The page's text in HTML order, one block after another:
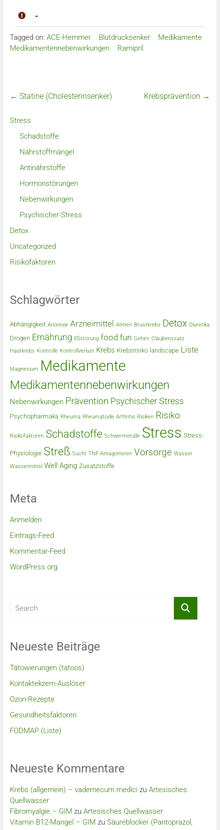
-
Tagged on: ACE-Hemmer Blutdrucksenker
Medikamente
Medikamentennebenwirkungen
Ramipril
← Statine (Cholesterinsenker) Krebsprävention →
Stress
Schadstoffe
Nährstoffmängel
Antinährstoffe
Hormonstörungen
Nebenwirkungen
Psychischer-Stress
Detox
Uncategorized
Risikofaktoren
Schlagwörter
Abhängigkeit Anorexie Arzneimittel Atmen Brustkrebs Detox Diuretika
Drogen Ernährung Eßstörung food fun Gehirn Glaubenssatz
Hautkrebs Kontrolle Kontrollverlust Krebs Krebsrisiko landscape Liste
Magnesium Medikamente
Medikamentennebenwirkungen
Nebenwirkungen Prävention Psychischer Stress
Psychopharmaka Rheuma Rheumatoide Arthritis Risiken Risiko
Risikofaktoren Schadstoffe Schwermetalle Stress Stress-
Physiologie Streß Sucht TNF-Antagonisten Vorsorge Wasser
Wassermittel Well Aging Zusatzstoffe
Meta
Anmelden
Eintrags-Feed
Kommentar-Feed
WordPress.org
Neueste Beiträge
Tätowierungen (tatoos)
Kontaktekzem-Auslöser
Ozon-Rezepte
Gesundheitsfaktoren
FODMAP (Liste)
Neueste Kommentare
Krebs (allgemein) – vademecum medicizu Artesisches
Quellwasser
Fibromyalgie – GIM zu Artesisches Quellwasser
Vitamin B12-Mangel – GIM zu Säureblocker (Pantoprazol,